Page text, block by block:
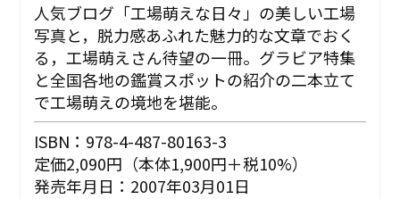
人気ブログ「工場萌えな日々」の美しい工場
写真と，脱力感あふれた魅力的な文章でおく
る，工場萌えさん待望の一冊。グラビア特集
と全国各地の鑑賞スポットの紹介の二本立て
で工場萌えの境地を堪能。
ISBN：978-4-487-80163-3
定価2,090円（本体1,900円＋税10%）
発売年月日：2007年03月01日